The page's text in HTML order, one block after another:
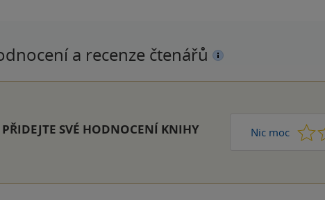
a recenze čtenářů
PŘIDEJTE SVÉ HODNOCENÍ KNIHY Nic moc 1 2